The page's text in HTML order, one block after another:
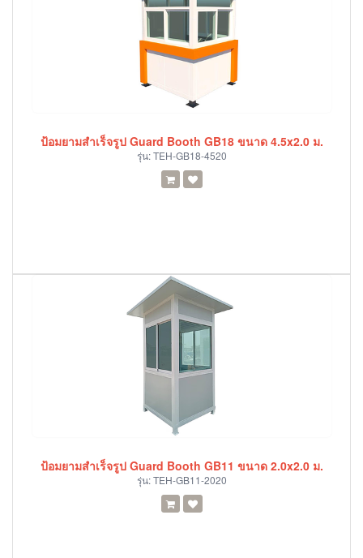
ป้อมยามสำเร็จรูป Guard Booth GB18 ขนาด 4.5x2.0 ม.
รุ่น:TEH-GB18-4520
ป้อมยามสำเร็จรูป Guard Booth GB11 ขนาด 2.0x2.0 ม.
รุ่น:TEH-GB11-2020